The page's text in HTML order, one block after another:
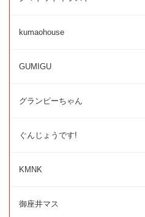
kumaohouse
GUMIGU
グランピーちゃん
ぐんじょうです!
KMNK
御座井マス